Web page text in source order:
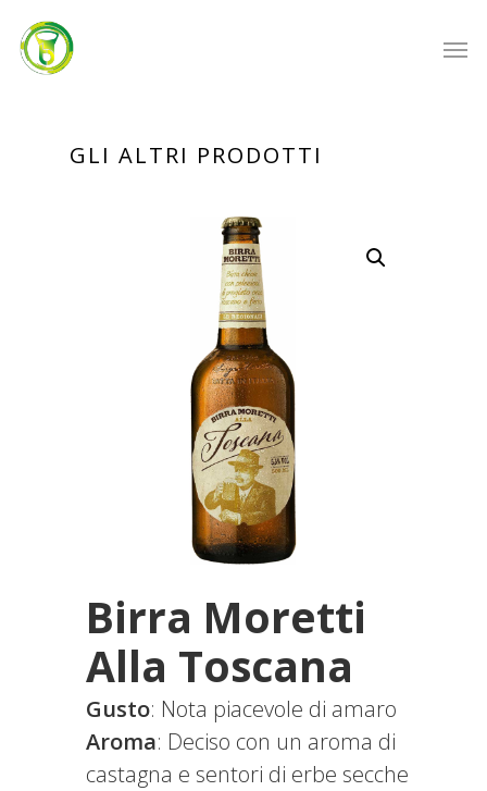
GLI ALTRI PRODOTTI
Birra Moretti
Alla Toscana
Gusto: Nota piacevole di amaro
Aroma: Deciso con un aroma di
castagna e sentori di erbe secche